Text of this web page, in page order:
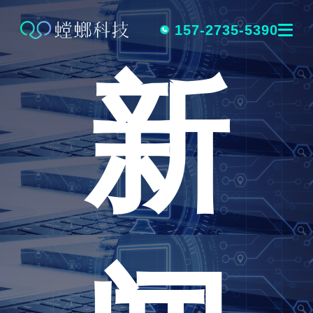
跳
内
容
157-2735-5390
新